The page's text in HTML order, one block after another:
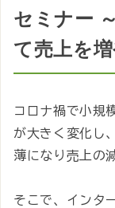
セミナー
て売上を
コロナ禍で小規
が大きく変化し
薄になり売上の
そこで、インタ